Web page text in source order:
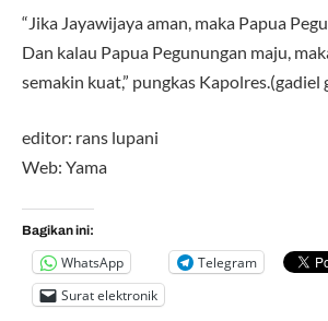
“Jika Jayawijaya aman, maka Papua
Dan kalau Papua Pegunungan maju,
semakin kuat,” pungkas Kapolres.(gadiel
editor: rans lupani
Web: Yama
Bagikan ini:
WhatsApp
Telegram
Surat elektronik